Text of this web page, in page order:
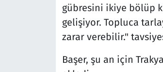
gübresini ikiye bölüp
gelişiyor. Topluca
zarar verebilir."
Başer, şu an için